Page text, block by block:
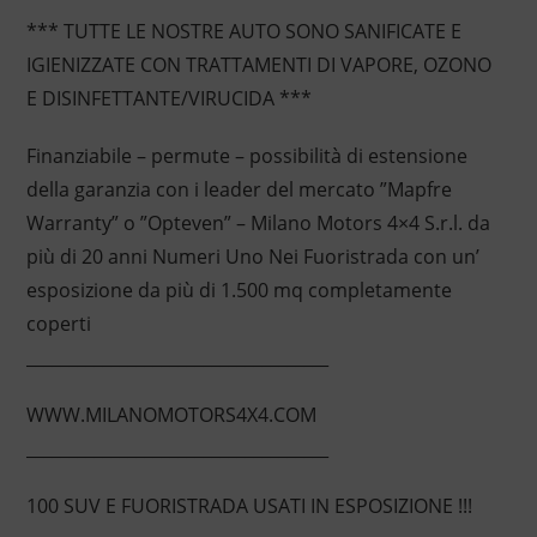
*** TUTTE LE NOSTRE AUTO SONO SANIFICATE E
IGIENIZZATE CON TRATTAMENTI DI VAPORE, OZONO
E DISINFETTANTE/VIRUCIDA ***
Finanziabile – permute – possibilità di estensione
della garanzia con i leader del mercato ”Mapfre
Warranty” o ”Opteven” – Milano Motors 4×4 S.r.l. da
più di 20 anni Numeri Uno Nei Fuoristrada con un’
esposizione da più di 1.500 mq completamente
coperti
WWW.MILANOMOTORS4X4.COM
100 SUV E FUORISTRADA USATI IN ESPOSIZIONE !!!